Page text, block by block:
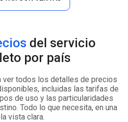
del servicio
por país
ver todos los detalles de precios
incluidas las tarifas de
de uso y las particularidades
Todo lo que necesita, en una
vista clara.